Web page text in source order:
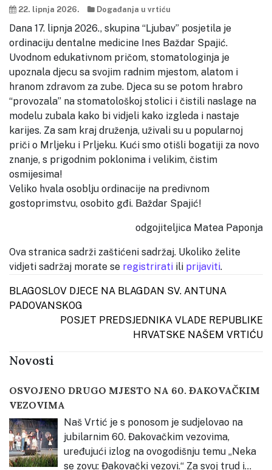
22. lipnja 2026. Događanja u vrtiću
Dana 17. lipnja 2026., skupina “Ljubav” posjetila je
ordinaciju dentalne medicine Ines Baždar Spajić.
Uvodnom edukativnom pričom, stomatologinja je
upoznala djecu sa svojim radnim mjestom, alatom i
hranom zdravom za zube. Djeca su se potom hrabro
“provozala” na stomatološkoj stolici i čistili naslage na
modelu zubala kako bi vidjeli kako izgleda i nastaje
karijes. Za sam kraj druženja, uživali su u popularnoj
priči o Mrljeku i Prljeku. Kući smo otišli bogatiji za novo
znanje, s prigodnim poklonima i velikim, čistim
osmijesima!
Veliko hvala osoblju ordinacije na predivnom
gostoprimstvu, osobito gđi. Baždar Spajić!
odgojiteljica Matea Paponja
Ova stranica sadrži zaštićeni sadržaj. Ukoliko želite
vidjeti sadržaj morate se registrirati ili prijaviti.
Post navigation
BLAGOSLOV DJECE NA BLAGDAN SV. ANTUNA
PADOVANSKOG
POSJET PREDSJEDNIKA VLADE REPUBLIKE
HRVATSKE NAŠEM VRTIĆU
Novosti
OSVOJENO DRUGO MJESTO NA 60. ĐAKOVAČKIM
VEZOVIMA
Naš Vrtić je s ponosom je sudjelovao na
jubilarnim 60. Đakovačkim vezovima,
uređujući izlog na ovogodišnju temu „Neka
se zovu: Đakovački vezovi.“ Za svoj trud i